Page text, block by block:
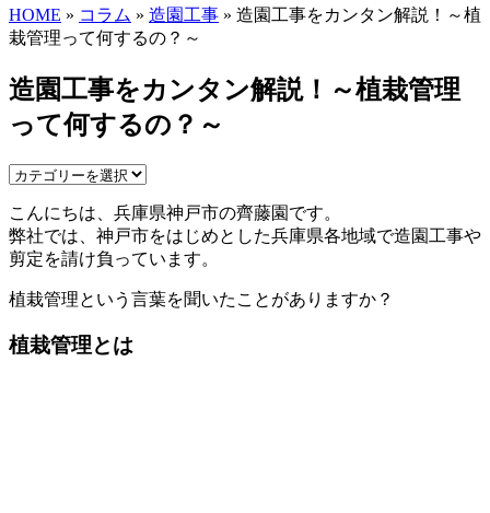
HOME » コラム » 造園工事 » 造園工事をカンタン解説！～植
栽管理って何するの？～
造園工事をカンタン解説！～植栽管理
って何するの？～
こんにちは、兵庫県神戸市の齊藤園です。
弊社では、神戸市をはじめとした兵庫県各地域で造園工事や
剪定を請け負っています。
植栽管理という言葉を聞いたことがありますか？
植栽管理とは